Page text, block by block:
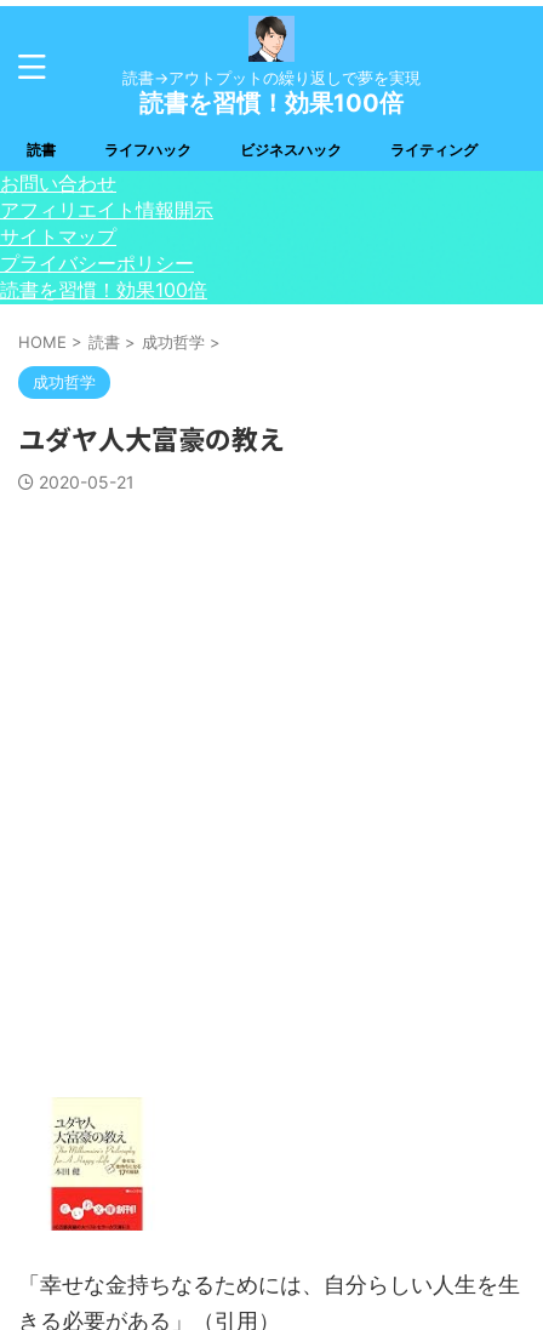
読書→アウトプットの繰り返しで夢を実現
読書を習慣！効果100倍
読書 ライフハック ビジネスハック ライティング
お問い合わせ
アフィリエイト情報開示
サイトマップ
プライバシーポリシー
読書を習慣！効果100倍
HOME > 読書 > 成功哲学 >
成功哲学
ユダヤ人大富豪の教え
2020-05-21
「幸せな金持ちなるためには、自分らしい人生を生
きる必要がある」（引用）